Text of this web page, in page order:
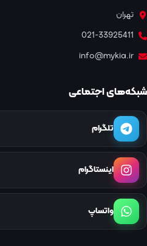
تهران
021-33925411
info@mykia.ir
شبکه‌های اجتماعی
تلگرام
اینستاگرام
واتساپ